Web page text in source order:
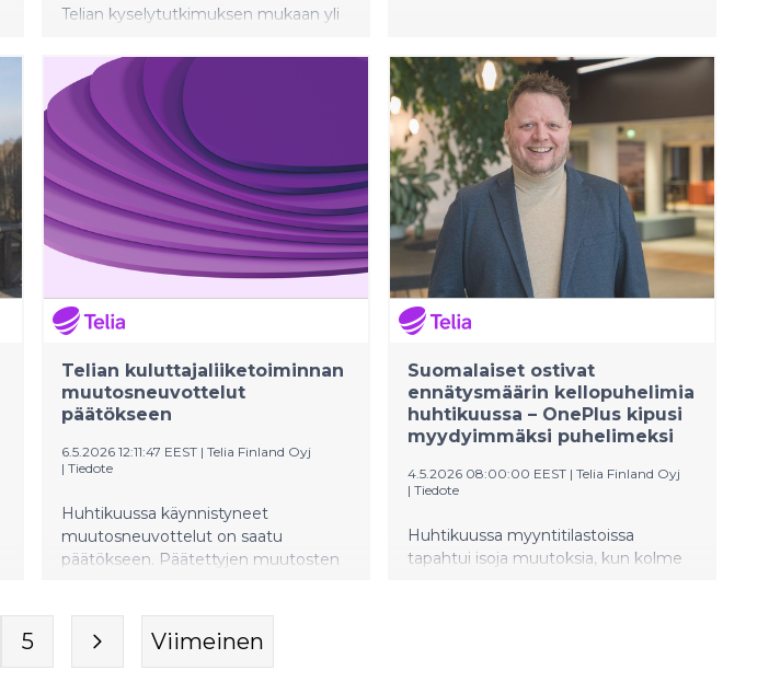
Telian kyselytutkimuksen mukaan yli
perheen nuorimman lapsen saaneen
tai saavan ensimmäisen
älypuhelimensa alle 13-vuotiaana.
Operaattori suosittelee lasten
ensimmäiseksi omaksi digilaitteeksi
kellopuhelinta, ja näin valitsee jo lähes
puolet vanhemmista.
mobiiliverkkoon korvaamaan
perinteisiä radiopuhelinratkaisuja
viranomaisille, terveydenhuoltoon
sekä yrityksille. Palvelu on kehitetty
organisaatioille, joissa yhteydenpidon
on toimittava varmasti ja nopeasti.
Telian kuluttajaliiketoiminnan
muutosneuvottelut
päätökseen
6.5.2026 12:11:47 EEST | Telia Finland Oyj
| Tiedote
Huhtikuussa käynnistyneet
muutosneuvottelut on saatu
päätökseen. Päätettyjen muutosten
muutosneuvottelut käytiin osana
toiminnan yksinkertaistamista ja
kehittämistä. Muutoksilla ei ole
Suomalaiset ostivat
ennätysmäärin kellopuhelimia
huhtikuussa – OnePlus kipusi
myydyimmäksi puhelimeksi
4.5.2026 08:00:00 EEST | Telia Finland Oyj
| Tiedote
Huhtikuussa myyntitilastoissa
tapahtui isoja muutoksia, kun kolme
5 Viimeinen